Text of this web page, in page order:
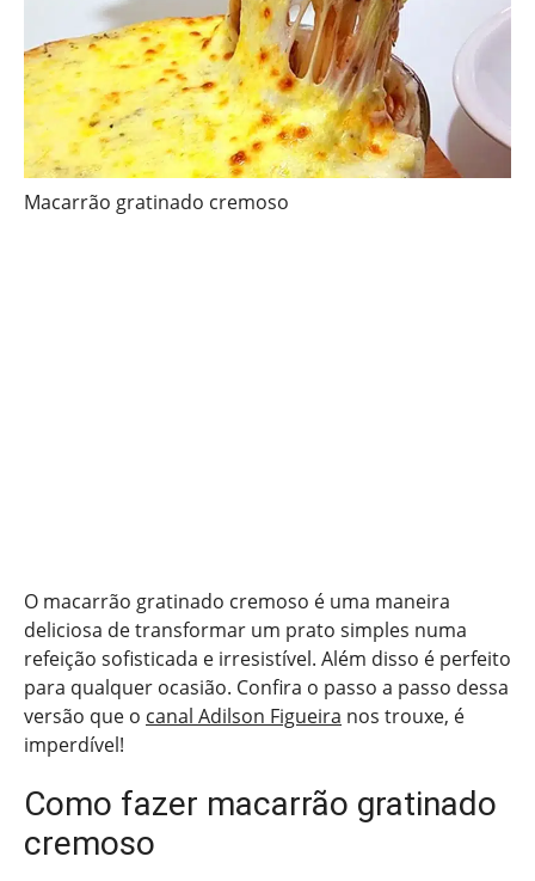
Macarrão gratinado cremoso
O macarrão gratinado cremoso é uma maneira
deliciosa de transformar um prato simples numa
refeição sofisticada e irresistível. Além disso é perfeito
para qualquer ocasião. Confira o passo a passo dessa
versão que o canal Adilson Figueira nos trouxe, é
imperdível!
Como fazer macarrão gratinado
cremoso